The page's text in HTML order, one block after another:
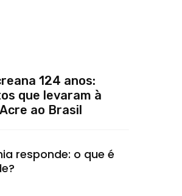
124 anos:
que levaram à
ao Brasil
responde: o que é